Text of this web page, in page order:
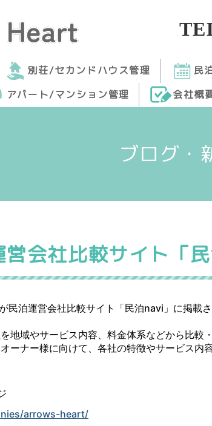
別荘/セカンドハウス管理 民
アパート/マンション管理
会社概
ブログ・
営会社比較サイト「
泊運営会社比較サイト「民泊navi」に掲載さ
地域やサービス内容、料金体系などから比
ーナー様に向けて、各社の特徴やサービス内
arrows-heart/